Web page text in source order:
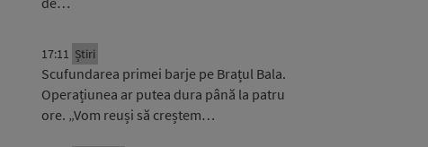
17:11 Știri
Scufundarea primei barje pe Brațul Bala.
Operațiunea ar putea dura până la patru
ore. „Vom reuși să creștem…